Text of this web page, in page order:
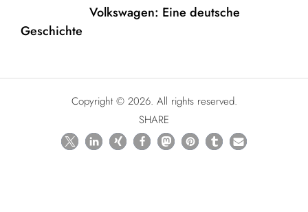
Volkswagen: Eine deutsche
Geschichte
Copyright © 2026. All rights reserved.
SHARE